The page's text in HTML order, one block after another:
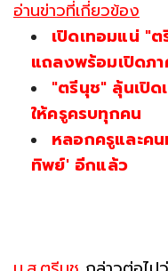
อ่านข่าวที่เกี่ยวข้อง
เปิดเทอมแน่ "
แถลงพร้อมเปิดภ
"ตรีนุช" ลุ้นเปิด
ให้ครูครบทุกคน
หลอกครูและคน
ทิพย์' อีกแล้ว